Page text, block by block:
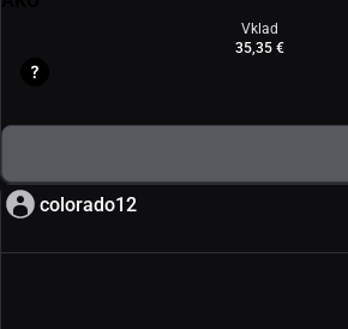
Vklad
35,35 €
colorado12